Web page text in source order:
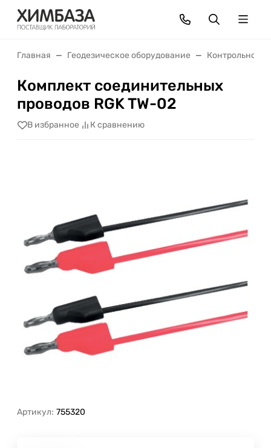
Главная Геодезическое оборудование Контрольно-
Комплект соединительных
проводов RGK TW-02
В избранное К сравнению
Артикул: 755320